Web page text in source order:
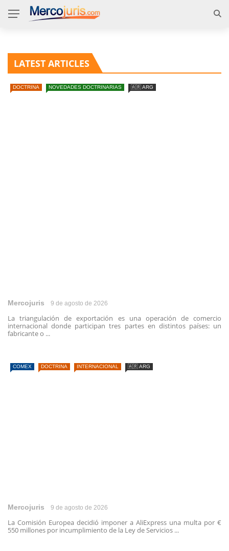
LATEST ARTICLES
DOCTRINA NOVEDADES DOCTRINARIAS 🇦🇷 ARG
Mercojuris 9 de agosto de 2026
La triangulación de exportación es una operación de comercio
internacional donde participan tres partes en distintos países: un
fabricante o ...
COMEX DOCTRINA INTERNACIONAL 🇦🇷 ARG
Mercojuris 9 de agosto de 2026
La Comisión Europea decidió imponer a AliExpress una multa por €
550 millones por incumplimiento de la Ley de Servicios ...